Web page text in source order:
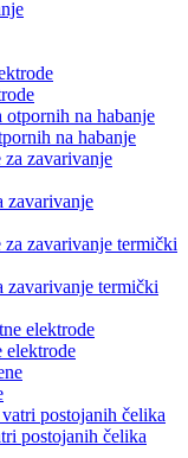
na habanje
zavarivanje
zavarivanje termički
elektrode
postojanih čelika